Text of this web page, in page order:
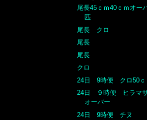
尾長45ｃｍ40ｃｍオー
匹
尾長 クロ
尾長
尾長
クロ
24日 9時便 クロ50ｃ
24日 ９時便 ヒラマサ
オーバー
24日 9時便 チヌ